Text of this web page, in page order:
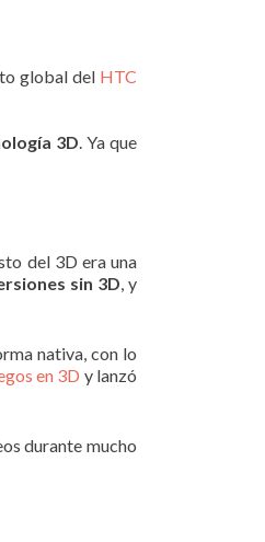
global del HTC
3D. Ya que
del 3D era una
sin 3D, y
nativa, con lo
en 3D y lanzó
durante mucho